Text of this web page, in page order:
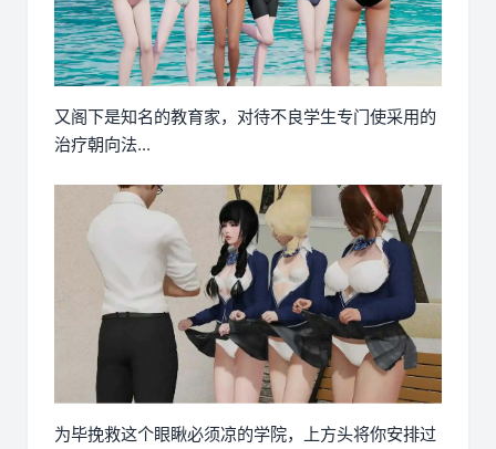
又阁下是知名的教育家，对待不良学生专门使采用的
治疗朝向法...
为毕挽救这个眼瞅必须凉的学院，上方头将你安排过